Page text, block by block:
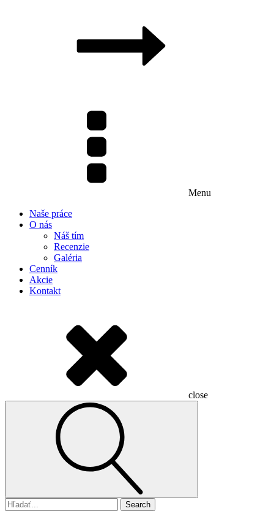
Menu
Naše práce
O nás
Náš tím
Recenzie
Galéria
Cenník
Akcie
Kontakt
close
Search